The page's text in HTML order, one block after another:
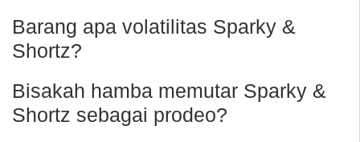
Barang apa volatilitas Sparky &
Shortz?
Bisakah hamba memutar Sparky &
Shortz sebagai prodeo?